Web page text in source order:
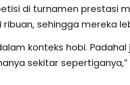
di turnamen prestasi
sehingga mereka
konteks hobi.
sekitar